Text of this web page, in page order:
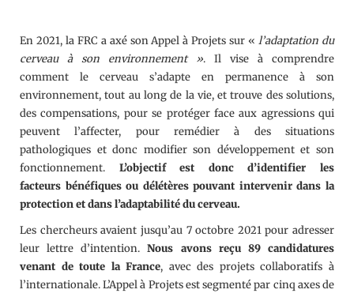
En 2021, la FRC a axé son Appel à Projets sur «l’adaptation du
cerveau à son environnement ». Il vise à comprendre
comment le cerveau s’adapte en permanence à son
environnement, tout au long de la vie, et trouve des solutions,
des compensations, pour se protéger face aux agressions qui
peuvent l’affecter, pour remédier à des situations
pathologiques et donc modifier son développement et son
fonctionnement. L’objectif est donc d’identifier les
facteurs bénéfiques ou délétères pouvant intervenir dans la
protection et dans l’adaptabilité du cerveau.
Les chercheurs avaient jusqu’au 7 octobre 2021 pour adresser
leur lettre d’intention.Nous avons reçu 89 candidatures
venant de toute la France, avec des projets collaboratifs à
l’internationale. L’Appel à Projets est segmenté par cinq axes de